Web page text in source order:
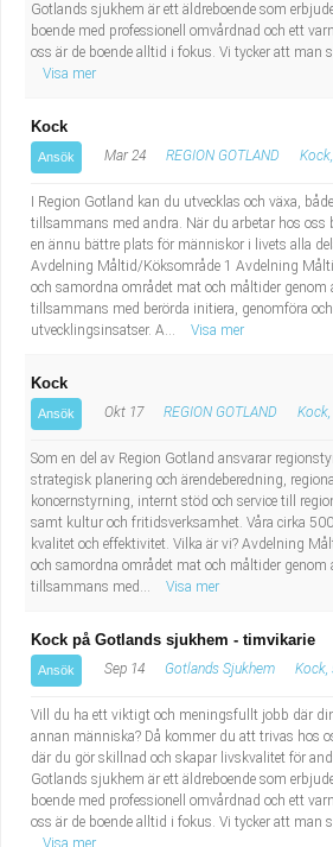
Gotlands sjukhem är ett äldreboende som
boende med professionell omvårdnad och ett
oss är de boende alltid i fokus. Vi tycker att man
Visa mer
Kock
Ansök Mar 24 REGION GOTLAND
I Region Gotland kan du utvecklas och växa,
tillsammans med andra. När du arbetar hos
en ännu bättre plats för människor i livets alla
Avdelning Måltid/Köksområde 1 Avdelning
och samordna området mat och måltider genom
tillsammans med berörda initiera, genomföra
utvecklingsinsatser. A...
Visa mer
Kock
Ansök Okt 17 REGION GOTLAND
Som en del av Region Gotland ansvarar
strategisk planering och ärendeberedning,
koncernstyrning, internt stöd och service till
samt kultur och fritidsverksamhet. Våra cirka
kvalitet och effektivitet. Vilka är vi? Avdelning
och samordna området mat och måltider genom
tillsammans med...
Visa mer
Kock på Gotlands sjukhem - timvikarie
Ansök Sep 14 Gotlands Sjukhem Kock,
Vill du ha ett viktigt och meningsfullt jobb där
annan människa? Då kommer du att trivas hos
där du gör skillnad och skapar livskvalitet för
Gotlands sjukhem är ett äldreboende som
boende med professionell omvårdnad och ett
oss är de boende alltid i fokus. Vi tycker att man
Visa mer